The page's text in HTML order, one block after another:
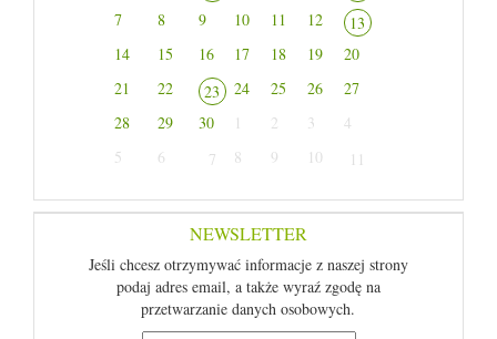
7
8 9 10 11 12
13
14
15 16 17 18 19
20
21
22 23 24 25 26
27
28
29 30 1 2 3
4
5
6 7 8 9 10 11
NEWSLETTER
Jeśli chcesz otrzymywać informacje z naszej strony
podaj adres email, a także wyraź zgodę na
przetwarzanie danych osobowych.